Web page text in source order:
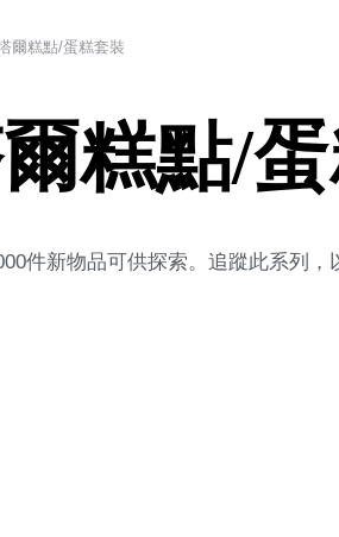
爾糕點/蛋糕套裝
糕點/
件新物品可供探索。追蹤此系列，